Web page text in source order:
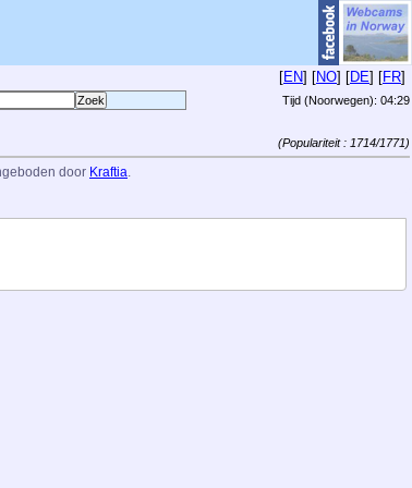
[EN] [NO] [DE] [FR]
Tijd (Noorwegen): 04:29